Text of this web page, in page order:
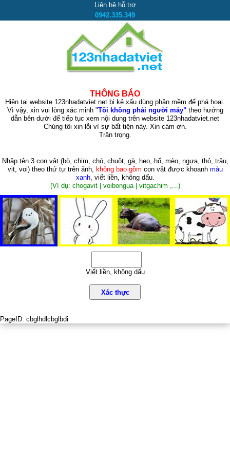
Liên hệ hỗ trợ
0942.335.349
THÔNG BÁO
Hiện tại website 123nhadatviet.net bị kẻ xấu dùng phần mềm để phá hoại.
Vì vậy, xin vui lòng xác minh "Tôi không phải người máy"theo hướng
dẫn bên dưới để tiếp tục xem nội dung trên website 123nhadatviet.net
Chúng tôi xin lỗi vì sự bất tiện này. Xin cám ơn.
Trân trọng.
Nhập tên 3 con vật (bò, chim, chó, chuột, gà, heo, hổ, mèo, ngựa, thỏ, trâu,
vịt, voi)theo thứ tự trên ảnh, không bao gồm con vật được khoanh màu
xanh, viết liền, không dấu.
(Ví dụ: chogavit | voibongua | vitgachim ,...)
Viết liền, không dấu
Xác thực
PageID: cbglhdlcbglbdi